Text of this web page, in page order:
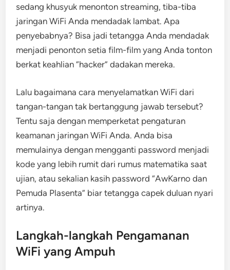
sedang khusyuk menonton streaming, tiba-tiba
jaringan WiFi Anda mendadak lambat. Apa
penyebabnya? Bisa jadi tetangga Anda mendadak
menjadi penonton setia film-film yang Anda tonton
berkat keahlian “hacker” dadakan mereka.
Lalu bagaimana cara menyelamatkan WiFi dari
tangan-tangan tak bertanggung jawab tersebut?
Tentu saja dengan memperketat pengaturan
keamanan jaringan WiFi Anda. Anda bisa
memulainya dengan mengganti password menjadi
kode yang lebih rumit dari rumus matematika saat
ujian, atau sekalian kasih password “AwKarno dan
Pemuda Plasenta” biar tetangga capek duluan nyari
artinya.
Langkah-langkah Pengamanan
WiFi yang Ampuh